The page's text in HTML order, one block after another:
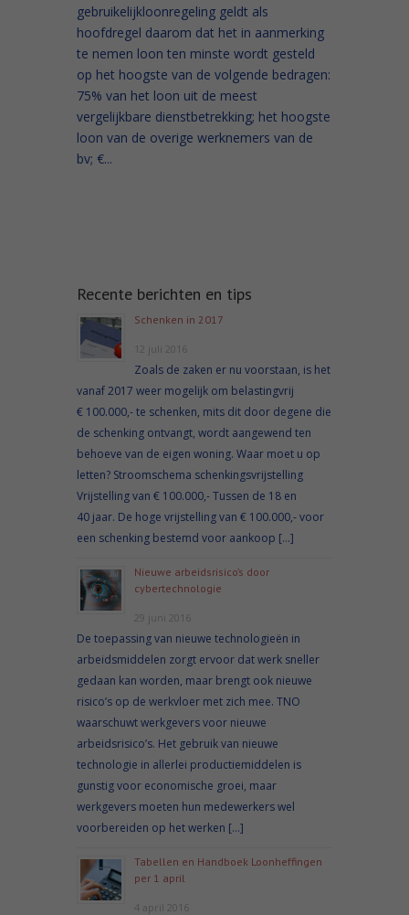
gebruikelijkloonregeling geldt als
hoofdregel daarom dat het in aanmerking
te nemen loon ten minste wordt gesteld
op het hoogste van de volgende bedragen:
75% van het loon uit de meest
vergelijkbare dienstbetrekking; het hoogste
loon van de overige werknemers van de
bv; €...
Recente berichten en tips
Schenken in 2017
12 juli 2016
Zoals de zaken er nu voorstaan, is het
vanaf 2017 weer mogelijk om belastingvrij
€ 100.000,- te schenken, mits dit door degene die
de schenking ontvangt, wordt aangewend ten
behoeve van de eigen woning. Waar moet u op
letten? Stroomschema schenkingsvrijstelling
Vrijstelling van € 100.000,- Tussen de 18 en
40 jaar. De hoge vrijstelling van € 100.000,- voor
een schenking bestemd voor aankoop […]
Nieuwe arbeidsrisico’s door
cybertechnologie
29 juni 2016
De toepassing van nieuwe technologieën in
arbeidsmiddelen zorgt ervoor dat werk sneller
gedaan kan worden, maar brengt ook nieuwe
risico’s op de werkvloer met zich mee. TNO
waarschuwt werkgevers voor nieuwe
arbeidsrisico’s. Het gebruik van nieuwe
technologie in allerlei productiemiddelen is
gunstig voor economische groei, maar
werkgevers moeten hun medewerkers wel
voorbereiden op het werken […]
Tabellen en Handboek Loonheffingen
per 1 april
4 april 2016